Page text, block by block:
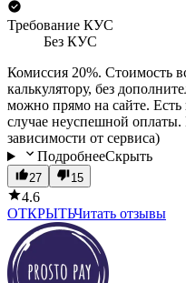
Требование КУС
Без КУС
Комиссия 20%. Стоимость
калькулятору, без
можно прямо на сайте. Есть
случае неуспешной
зависимости от сервиса)
ПодробнееСкрыть
27 15
4.6
ОТКРЫТЬЧитать отзывы